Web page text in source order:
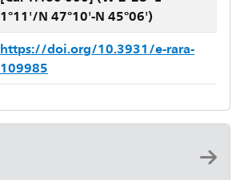
1°11'/N 47°10'-N 45°06')
https://doi.org/10.3931/e-rara-
109985